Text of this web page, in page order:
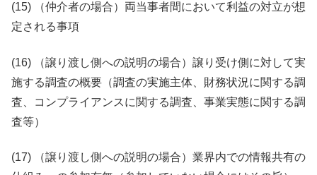
(15) （仲介者の場合）両当事者間において利益の対立が想
定される事項
(16) （譲り渡し側への説明の場合）譲り受け側に対して実
施する調査の概要（調査の実施主体、財務状況に関する調
査、コンプライアンスに関する調査、事業実態に関する調
査等）
(17) （譲り渡し側への説明の場合）業界内での情報共有の